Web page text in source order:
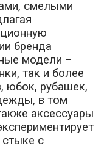
смелыми
бренда
модели –
так и более
юбок, рубашек,
в том
аксессуары
с